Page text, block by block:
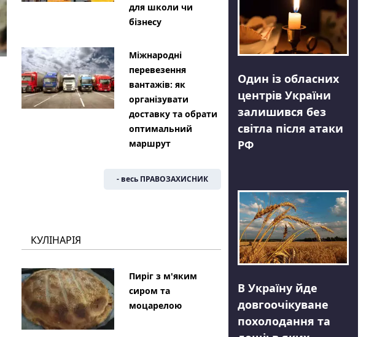
для школи чи
бізнесу
Міжнародні
перевезення
вантажів: як
організувати
доставку та обрати
оптимальний
маршрут
- весь ПРАВОЗАХИСНИК
КУЛІНАРІЯ
Пиріг з м'яким
сиром та
моцарелою
Один із обласних
центрів України
залишився без
світла після атаки
РФ
В Україну йде
довгоочікуване
похолодання та